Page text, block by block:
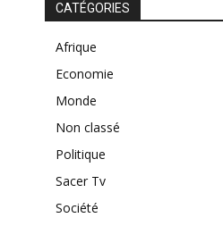
CATÉGORIES
Afrique
Economie
Monde
Non classé
Politique
Sacer Tv
Société